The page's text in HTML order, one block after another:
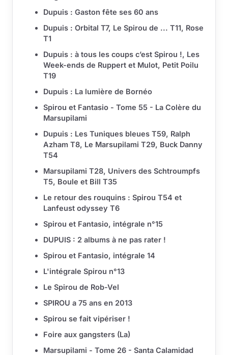
Dupuis : Gaston fête ses 60 ans
Dupuis : Orbital T7, Le Spirou de ... T11, Rose
T1
Dupuis : à tous les coups c’est Spirou !, Les
Week-ends de Ruppert et Mulot, Petit Poilu
T19
Dupuis : La lumière de Bornéo
Spirou et Fantasio - Tome 55 - La Colère du
Marsupilami
Dupuis : Les Tuniques bleues T59, Ralph
Azham T8, Le Marsupilami T29, Buck Danny
T54
Marsupilami T28, Univers des Schtroumpfs
T5, Boule et Bill T35
Le retour des rouquins : Spirou T54 et
Lanfeust odyssey T6
Spirou et Fantasio, intégrale n°15
DUPUIS : 2 albums à ne pas rater !
Spirou et Fantasio, intégrale 14
L'intégrale Spirou n°13
Le Spirou de Rob-Vel
SPIROU a 75 ans en 2013
Spirou se fait vipériser !
Foire aux gangsters (La)
Marsupilami - Tome 26 - Santa Calamidad